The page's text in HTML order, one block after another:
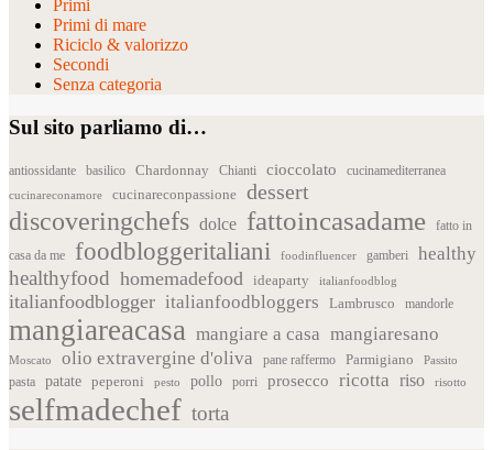
Primi
Primi di mare
Riciclo & valorizzo
Secondi
Senza categoria
Sul sito parliamo di…
antiossidante basilico Chardonnay Chianti cioccolato cucinamediterranea
cucinareconamore cucinareconpassione dessert
discoveringchefs dolce fattoincasadame
fatto in
casa da me
foodbloggeritaliani foodinfluencer gamberi healthy
healthyfood homemadefood ideaparty italianfoodblog
italianfoodblogger italianfoodbloggers Lambrusco mandorle
mangiareacasa mangiare a casa mangiaresano
Moscato olio extravergine d'oliva pane raffermo Parmigiano Passito
pasta patate peperoni pesto pollo porri prosecco ricotta riso risotto
selfmadechef torta